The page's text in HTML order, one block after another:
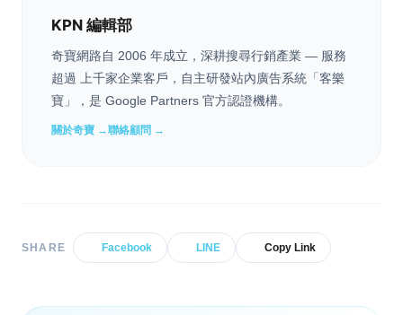
KPN 編輯部
奇寶網路自 2006 年成立，深耕搜尋行銷產業 — 服務
超過 上千家企業客戶，自主研發站內廣告系統「客樂
寶」，是 Google Partners 官方認證機構。
關於奇寶 →聯絡顧問 →
SHARE Facebook LINE Copy Link